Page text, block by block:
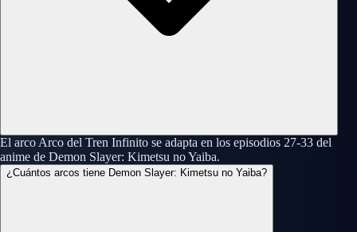
El arco Arco del Tren Infinito se adapta en los episodios 27-33 del
anime de Demon Slayer: Kimetsu no Yaiba.
¿Cuántos arcos tiene Demon Slayer: Kimetsu no Yaiba?